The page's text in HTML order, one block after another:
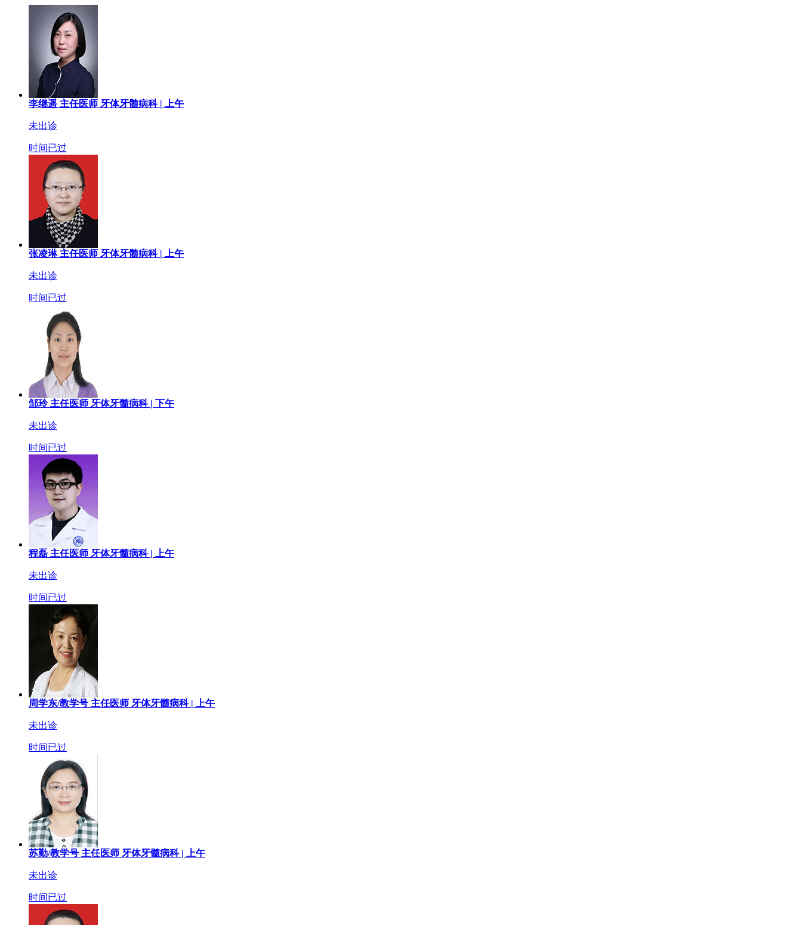
李继遥 主任医师 牙体牙髓病科 | 上午
未出诊
时间已过
张凌琳 主任医师 牙体牙髓病科 | 上午
未出诊
时间已过
邹玲 主任医师 牙体牙髓病科 | 下午
未出诊
时间已过
程磊 主任医师 牙体牙髓病科 | 上午
未出诊
时间已过
周学东/教学号 主任医师 牙体牙髓病科 | 上午
未出诊
时间已过
苏勤/教学号 主任医师 牙体牙髓病科 | 上午
未出诊
时间已过